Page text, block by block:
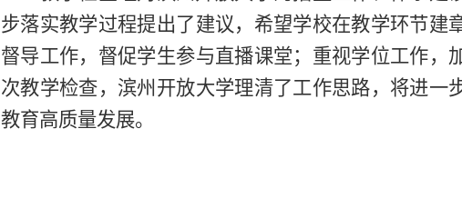
步落实教学过程提出了建议，希望学校在教学环节建
督导工作，督促学生参与直播课堂；重视学位工作，
次教学检查，滨州开放大学理清了工作思路，将进一
教育高质量发展。